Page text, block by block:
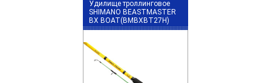
Удилище троллинговое
SHIMANO BEASTMASTER
BX BOAT(BMBXBT27H)